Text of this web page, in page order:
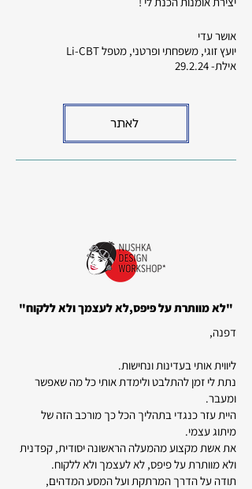
אושר עדי
יועץ זוגי, משפחתי ופרטני, מטפל Li-CBT
אילת- 29.2.24
לאתר
"לא מוותרת על פיפס,לא לעצמך ולא ללקוח"
דפנה,
ליווית אותי בעדינות ונחישות.
נתת לי זמן להתלבט ולימדת אותי כל מה שאפשר
ומעבר.
היית עזר כנגדי בתהליך הכל כך מורכב הזה של
מיתוג עצמי.
את אשת מקצוע מהמעלה הראשונה יסודית, קפדנית
ולא מוותרת על פיפס, לא לעצמך ולא ללקוח.
תודה על הדרך המרתקת ועל המסע המדהים,